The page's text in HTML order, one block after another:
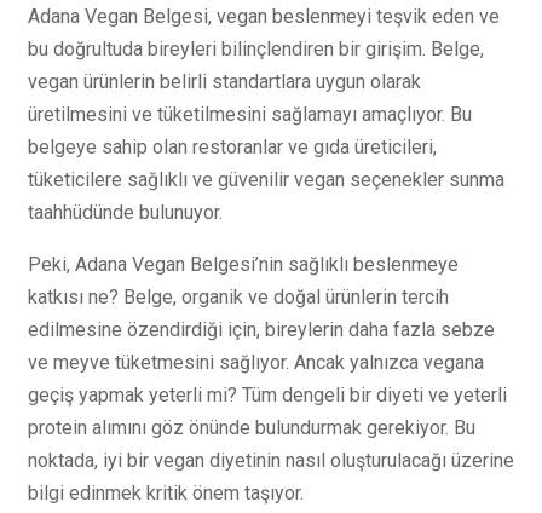
Adana Vegan Belgesi, vegan beslenmeyi teşvik eden ve
bu doğrultuda bireyleri bilinçlendiren bir girişim. Belge,
vegan ürünlerin belirli standartlara uygun olarak
üretilmesini ve tüketilmesini sağlamayı amaçlıyor. Bu
belgeye sahip olan restoranlar ve gıda üreticileri,
tüketicilere sağlıklı ve güvenilir vegan seçenekler sunma
taahhüdünde bulunuyor.
Peki, Adana Vegan Belgesi’nin sağlıklı beslenmeye
katkısı ne? Belge, organik ve doğal ürünlerin tercih
edilmesine özendirdiği için, bireylerin daha fazla sebze
ve meyve tüketmesini sağlıyor. Ancak yalnızca vegana
geçiş yapmak yeterli mi? Tüm dengeli bir diyeti ve yeterli
protein alımını göz önünde bulundurmak gerekiyor. Bu
noktada, iyi bir vegan diyetinin nasıl oluşturulacağı üzerine
bilgi edinmek kritik önem taşıyor.